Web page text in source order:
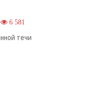
6 581
течи